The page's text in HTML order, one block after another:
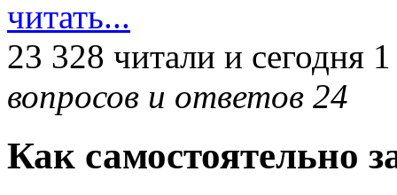
читать...
23 328 читали и сегодня 1
вопросов и ответов 24
Как самостоятельно